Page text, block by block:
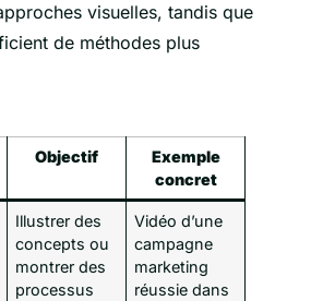
visuelles, tandis que
de méthodes plus
Objectif
Exemple
concret
Illustrer des
concepts ou
montrer des
processus
Vidéo d’une
campagne
marketing
réussie dans